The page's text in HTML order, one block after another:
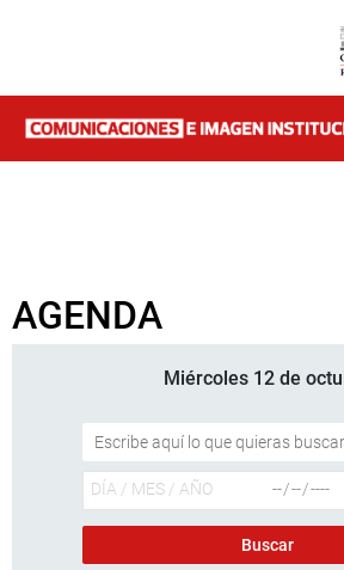
AGENDA
Miércoles 12 de